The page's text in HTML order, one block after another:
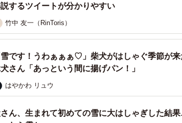
ずの新潟市民ですら怖い思いをしたので、県外
に投稿しました。せっかく新潟に、当ホテル
の時に悲しい思いを残して帰っていただきたく
車で片道約20分の距離を3時間かけて帰宅しま
重く、タイヤが雪にはまってスタックしたり、
かりそうになったりもしました。同じような車
も通り慣れている道なのに恐怖を感じました。
するツイートが分かりやすい
竹中 友一（RinToris）
雪です！うわぁぁぁ♡」柴犬がはしゃぐ季節が
さん「あっという間に揚げパン！」
はやかわ リュウ
ん、生まれて初めての雪に大はしゃぎした結